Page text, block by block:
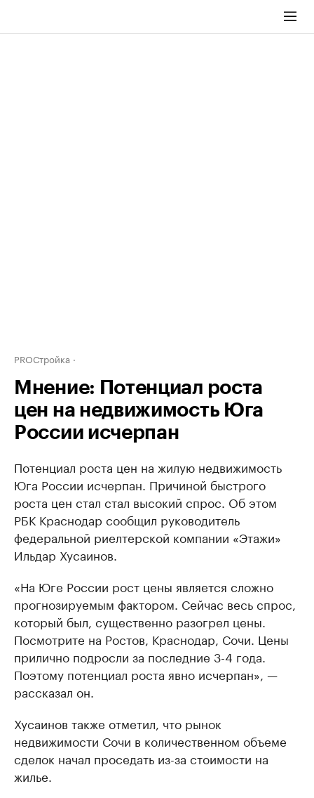
PROСтройка
Мнение: Потенциал роста
цен на недвижимость Юга
России исчерпан
Потенциал роста цен на жилую недвижимость
Юга России исчерпан. Причиной быстрого
роста цен стал стал высокий спрос. Об этом
РБК Краснодар сообщил руководитель
федеральной риелтерской компании «Этажи»
Ильдар Хусаинов.
«На Юге России рост цены является сложно
прогнозируемым фактором. Сейчас весь спрос,
который был, существенно разогрел цены.
Посмотрите на Ростов, Краснодар, Сочи. Цены
прилично подросли за последние 3-4 года.
Поэтому потенциал роста явно исчерпан», —
рассказал он.
Хусаинов также отметил, что рынок
недвижимости Сочи в количественном объеме
сделок начал проседать из-за стоимости на
жилье.